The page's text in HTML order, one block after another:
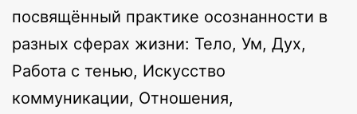
посвящённый практике осознанности в
разных сферах жизни: Тело, Ум, Дух,
Работа с тенью, Искусство
коммуникации, Отношения,